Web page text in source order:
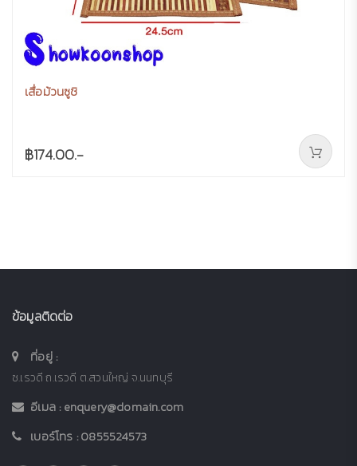
เสื่อม้วนซูชิ
฿174.00.-
ข้อมูลติดต่อ
ที่อยู่ :
ซ.เรวดี ถ.เรวดี ต.สวนใหญ่ จ.นนทบุรี
อีเมล :enquery@domain.com
เบอร์โทร :0855524573